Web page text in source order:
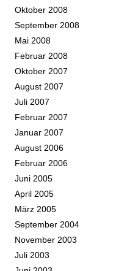
Oktober 2008
September 2008
Mai 2008
Februar 2008
Oktober 2007
August 2007
Juli 2007
Februar 2007
Januar 2007
August 2006
Februar 2006
Juni 2005
April 2005
März 2005
September 2004
November 2003
Juli 2003